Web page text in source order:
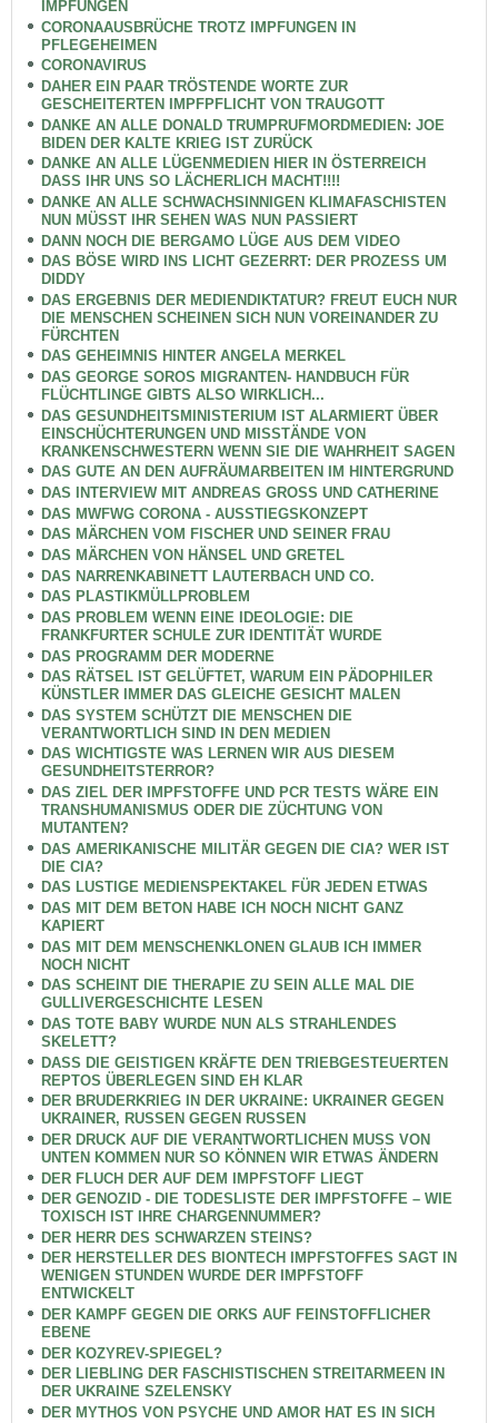
IMPFUNGEN
CORONAAUSBRÜCHE TROTZ IMPFUNGEN IN
PFLEGEHEIMEN
CORONAVIRUS
DAHER EIN PAAR TRÖSTENDE WORTE ZUR
GESCHEITERTEN IMPFPFLICHT VON TRAUGOTT
DANKE AN ALLE DONALD TRUMPRUFMORDMEDIEN: JOE
BIDEN DER KALTE KRIEG IST ZURÜCK
DANKE AN ALLE LÜGENMEDIEN HIER IN ÖSTERREICH
DASS IHR UNS SO LÄCHERLICH MACHT!!!!
DANKE AN ALLE SCHWACHSINNIGEN KLIMAFASCHISTEN
NUN MÜSST IHR SEHEN WAS NUN PASSIERT
DANN NOCH DIE BERGAMO LÜGE AUS DEM VIDEO
DAS BÖSE WIRD INS LICHT GEZERRT: DER PROZESS UM
DIDDY
DAS ERGEBNIS DER MEDIENDIKTATUR? FREUT EUCH NUR
DIE MENSCHEN SCHEINEN SICH NUN VOREINANDER ZU
FÜRCHTEN
DAS GEHEIMNIS HINTER ANGELA MERKEL
DAS GEORGE SOROS MIGRANTEN- HANDBUCH FÜR
FLÜCHTLINGE GIBTS ALSO WIRKLICH...
DAS GESUNDHEITSMINISTERIUM IST ALARMIERT ÜBER
EINSCHÜCHTERUNGEN UND MISSTÄNDE VON
KRANKENSCHWESTERN WENN SIE DIE WAHRHEIT SAGEN
DAS GUTE AN DEN AUFRÄUMARBEITEN IM HINTERGRUND
DAS INTERVIEW MIT ANDREAS GROSS UND CATHERINE
DAS MWFWG CORONA - AUSSTIEGSKONZEPT
DAS MÄRCHEN VOM FISCHER UND SEINER FRAU
DAS MÄRCHEN VON HÄNSEL UND GRETEL
DAS NARRENKABINETT LAUTERBACH UND CO.
DAS PLASTIKMÜLLPROBLEM
DAS PROBLEM WENN EINE IDEOLOGIE: DIE
FRANKFURTER SCHULE ZUR IDENTITÄT WURDE
DAS PROGRAMM DER MODERNE
DAS RÄTSEL IST GELÜFTET, WARUM EIN PÄDOPHILER
KÜNSTLER IMMER DAS GLEICHE GESICHT MALEN
DAS SYSTEM SCHÜTZT DIE MENSCHEN DIE
VERANTWORTLICH SIND IN DEN MEDIEN
DAS WICHTIGSTE WAS LERNEN WIR AUS DIESEM
GESUNDHEITSTERROR?
DAS ZIEL DER IMPFSTOFFE UND PCR TESTS WÄRE EIN
TRANSHUMANISMUS ODER DIE ZÜCHTUNG VON
MUTANTEN?
DAS AMERIKANISCHE MILITÄR GEGEN DIE CIA? WER IST
DIE CIA?
DAS LUSTIGE MEDIENSPEKTAKEL FÜR JEDEN ETWAS
DAS MIT DEM BETON HABE ICH NOCH NICHT GANZ
KAPIERT
DAS MIT DEM MENSCHENKLONEN GLAUB ICH IMMER
NOCH NICHT
DAS SCHEINT DIE THERAPIE ZU SEIN ALLE MAL DIE
GULLIVERGESCHICHTE LESEN
DAS TOTE BABY WURDE NUN ALS STRAHLENDES
SKELETT?
DASS DIE GEISTIGEN KRÄFTE DEN TRIEBGESTEUERTEN
REPTOS ÜBERLEGEN SIND EH KLAR
DER BRUDERKRIEG IN DER UKRAINE: UKRAINER GEGEN
UKRAINER, RUSSEN GEGEN RUSSEN
DER DRUCK AUF DIE VERANTWORTLICHEN MUSS VON
UNTEN KOMMEN NUR SO KÖNNEN WIR ETWAS ÄNDERN
DER FLUCH DER AUF DEM IMPFSTOFF LIEGT
DER GENOZID - DIE TODESLISTE DER IMPFSTOFFE – WIE
TOXISCH IST IHRE CHARGENNUMMER?
DER HERR DES SCHWARZEN STEINS?
DER HERSTELLER DES BIONTECH IMPFSTOFFES SAGT IN
WENIGEN STUNDEN WURDE DER IMPFSTOFF
ENTWICKELT
DER KAMPF GEGEN DIE ORKS AUF FEINSTOFFLICHER
EBENE
DER KOZYREV-SPIEGEL?
DER LIEBLING DER FASCHISTISCHEN STREITARMEEN IN
DER UKRAINE SZELENSKY
DER MYTHOS VON PSYCHE UND AMOR HAT ES IN SICH